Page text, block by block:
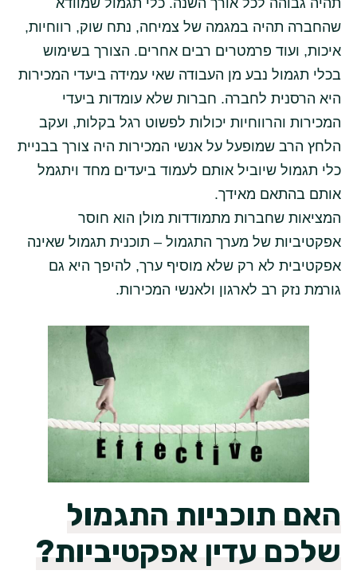
תהיה גבוהה לכל אורך השנה. כלי תגמול שמוודא
שהחברה תהיה במגמה של צמיחה, נתח שוק, רווחיות,
איכות, ועוד פרמטרים רבים אחרים. הצורך בשימוש
בכלי תגמול נבע מן העבודה שאי עמידה ביעדי המכירות
היא הרסנית לחברה. חברות שלא עומדות ביעדי
המכירות והרווחיות יכולות לפשוט רגל בקלות, ועקב
הלחץ הרב שמופעל על אנשי המכירות היה צורך בבניית
כלי תגמול שיוביל אותם לעמוד ביעדים מחד ויתגמל
אותם בהתאם מאידך.
המציאות שחברות מתמודדות מולן הוא חוסר
אפקטיביות של מערך התגמול – תוכנית תגמול שאינה
אפקטיבית לא רק שלא מוסיף ערך, להיפך היא גם
גורמת נזק רב לארגון ולאנשי המכירות.
האם תוכניות התגמול
שלכם עדין אפקטיביות?